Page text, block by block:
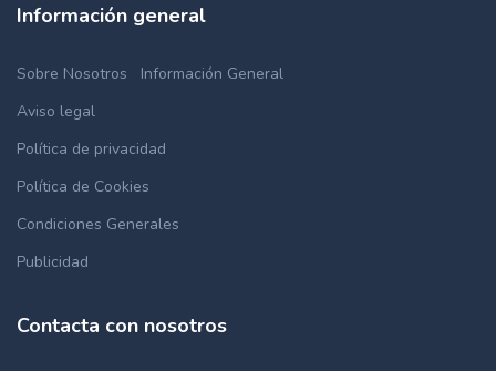
Información general
Sobre Nosotros
Información General
Aviso legal
Política de privacidad
Política de Cookies
Condiciones Generales
Publicidad
Contacta con nosotros